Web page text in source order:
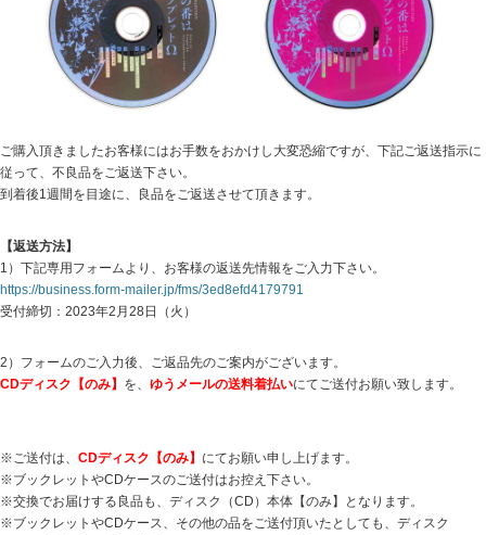
ご購入頂きましたお客様にはお手数をおかけし大変恐縮ですが、下記ご返送指示に
従って、不良品をご返送下さい。
到着後1週間を目途に、良品をご返送させて頂きます。
【返送方法】
1）下記専用フォームより、お客様の返送先情報をご入力下さい。
https://business.form-mailer.jp/fms/3ed8efd4179791
受付締切：2023年2月28日（火）
2）フォームのご入力後、ご返品先のご案内がございます。
CDディスク【のみ】 を、 ゆうメールの送料着払いにてご送付お願い致します。
※ご送付は、 CDディスク【のみ】 にてお願い申し上げます。
※ブックレットやCDケースのご送付はお控え下さい。
※交換でお届けする良品も、ディスク（CD）本体【のみ】となります。
※ブックレットやCDケース、その他の品をご送付頂いたとしても、ディスク